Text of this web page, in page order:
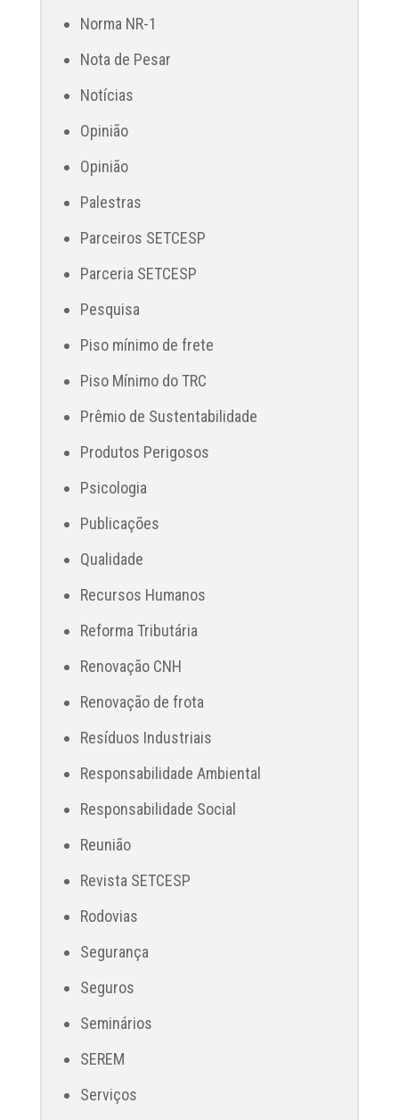
Norma NR-1
Nota de Pesar
Notícias
Opinião
Opinião
Palestras
Parceiros SETCESP
Parceria SETCESP
Pesquisa
Piso mínimo de frete
Piso Mínimo do TRC
Prêmio de Sustentabilidade
Produtos Perigosos
Psicologia
Publicações
Qualidade
Recursos Humanos
Reforma Tributária
Renovação CNH
Renovação de frota
Resíduos Industriais
Responsabilidade Ambiental
Responsabilidade Social
Reunião
Revista SETCESP
Rodovias
Segurança
Seguros
Seminários
SEREM
Serviços